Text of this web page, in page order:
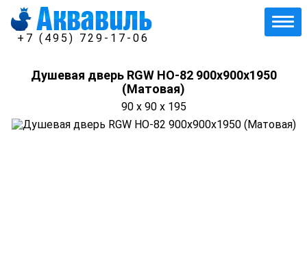
+7 (495) 729-17-06
Душевая дверь RGW HO-82 900x900х1950
(Матовая)
90 x 90 x 195